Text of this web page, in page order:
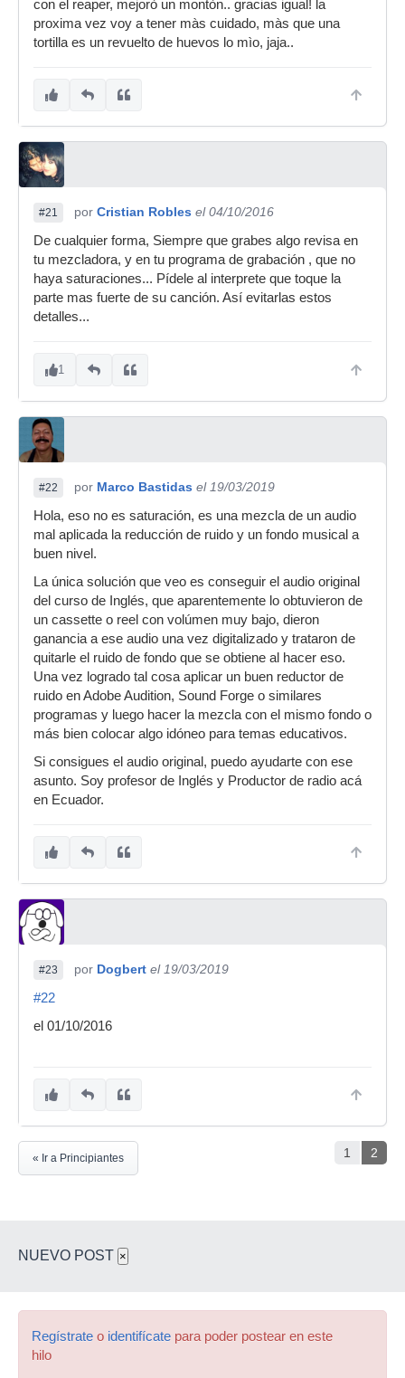
con el reaper, mejorò un montòn.. gracias igual! la
proxima vez voy a tener màs cuidado, màs que una
tortilla es un revuelto de huevos lo mìo, jaja..
#21 por Cristian Robles el 04/10/2016
De cualquier forma, Siempre que grabes algo revisa en
tu mezcladora, y en tu programa de grabación , que no
haya saturaciones... Pídele al interprete que toque la
parte mas fuerte de su canción. Así evitarlas estos
detalles...
1
#22 por Marco Bastidas el 19/03/2019
Hola, eso no es saturación, es una mezcla de un audio
mal aplicada la reducción de ruido y un fondo musical a
buen nivel.
La única solución que veo es conseguir el audio original
del curso de Inglés, que aparentemente lo obtuvieron de
un cassette o reel con volúmen muy bajo, dieron
ganancia a ese audio una vez digitalizado y trataron de
quitarle el ruido de fondo que se obtiene al hacer eso.
Una vez logrado tal cosa aplicar un buen reductor de
ruido en Adobe Audition, Sound Forge o similares
programas y luego hacer la mezcla con el mismo fondo o
más bien colocar algo idóneo para temas educativos.
Si consigues el audio original, puedo ayudarte con ese
asunto. Soy profesor de Inglés y Productor de radio acá
en Ecuador.
#23 por Dogbert el 19/03/2019
#22
el 01/10/2016
1 2
« Ir a Principiantes
NUEVO POST ×
Regístrate o identifícate para poder postear en este
hilo